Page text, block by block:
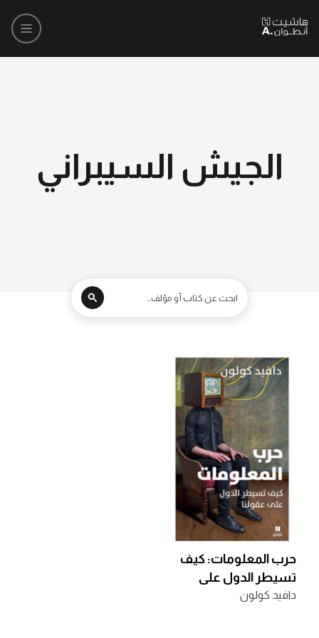
الجيش السيبراني
حرب المعلومات: كيف
تسيطر الدول على
عقولنا
دافيد كولون